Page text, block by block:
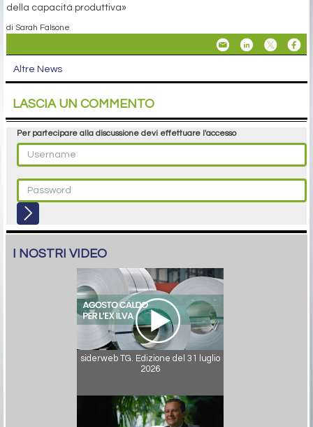
della capacità produttiva»
di Sarah Falsone
Altre News
LASCIA UN COMMENTO
Per partecipare alla discussione devi effettuare l'accesso
I NOSTRI VIDEO
siderweb TG. Edizione del 31 luglio
2026